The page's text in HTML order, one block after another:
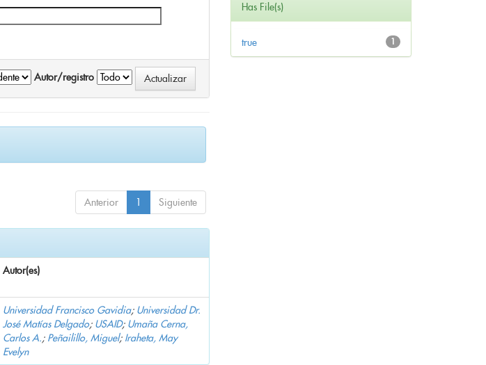
Autor/registro
Anterior 1 Siguiente
Autor(es)
Universidad Francisco Gavidia; Universidad Dr.
José Matías Delgado; USAID; Umaña Cerna,
Carlos A.; Peñailillo, Miguel; Iraheta, May
Evelyn
Has File(s)
1
true